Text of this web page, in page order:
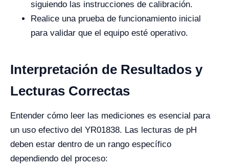
siguiendo las instrucciones de calibración.
Realice una prueba de funcionamiento inicial
para validar que el equipo esté operativo.
Interpretación de Resultados y
Lecturas Correctas
Entender cómo leer las mediciones es esencial para
un uso efectivo del YR01838. Las lecturas de pH
deben estar dentro de un rango específico
dependiendo del proceso: